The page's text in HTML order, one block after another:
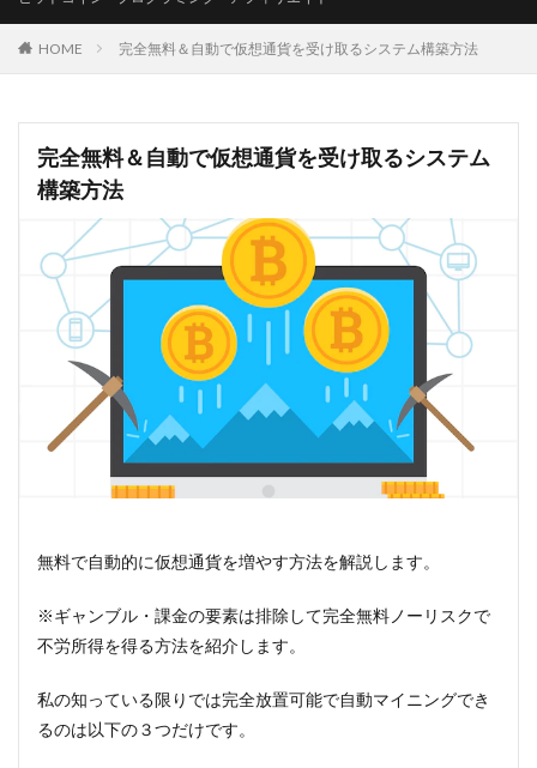
HOME 完全無料＆自動で仮想通貨を受け取るシステム構築方法
完全無料＆自動で仮想通貨を受け取るシステム
構築方法
無料で自動的に仮想通貨を増やす方法を解説します。
※ギャンブル・課金の要素は排除して完全無料ノーリスクで
不労所得を得る方法を紹介します。
私の知っている限りでは完全放置可能で自動マイニングでき
るのは以下の３つだけです。